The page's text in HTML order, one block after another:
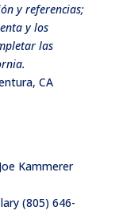
y referencias;
y los
las
CA
Kammerer
(805) 646-